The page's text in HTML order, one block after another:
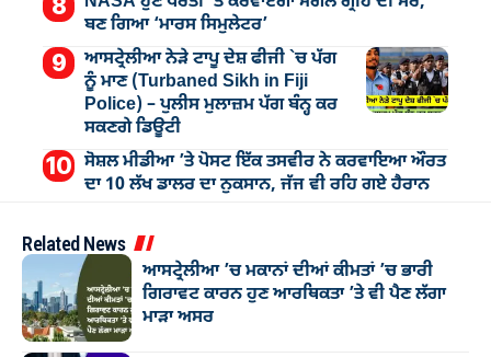
ਬਣ ਗਿਆ ‘ਮਾਰਸ ਸਿਮੁਲੇਟਰ’
ਆਸਟ੍ਰੇਲੀਆ ਨੇੜੇ ਟਾਪੂ ਦੇਸ਼ ਫੀਜੀ `ਚ ਪੱਗ
ਨੂੰ ਮਾਣ (Turbaned Sikh in Fiji
Police) – ਪੁਲੀਸ ਮੁਲਾਜ਼ਮ ਪੱਗ ਬੰਨ੍ਹ ਕਰ
ਸਕਣਗੇ ਡਿਊਟੀ
ਸੋਸ਼ਲ ਮੀਡੀਆ ’ਤੇ ਪੋਸਟ ਇੱਕ ਤਸਵੀਰ ਨੇ ਕਰਵਾਇਆ ਔਰਤ
ਦਾ 10 ਲੱਖ ਡਾਲਰ ਦਾ ਨੁਕਸਾਨ, ਜੱਜ ਵੀ ਰਹਿ ਗਏ ਹੈਰਾਨ
Related News
ਆਸਟ੍ਰੇਲੀਆ ’ਚ ਮਕਾਨਾਂ ਦੀਆਂ ਕੀਮਤਾਂ ’ਚ ਭਾਰੀ
ਗਿਰਾਵਟ ਕਾਰਨ ਹੁਣ ਆਰਥਿਕਤਾ ’ਤੇ ਵੀ ਪੈਣ ਲੱਗਾ
ਮਾੜਾ ਅਸਰ